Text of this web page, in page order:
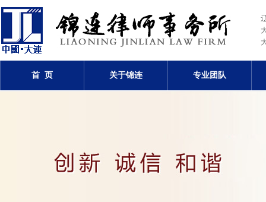
首 页 关于锦连 专业团队